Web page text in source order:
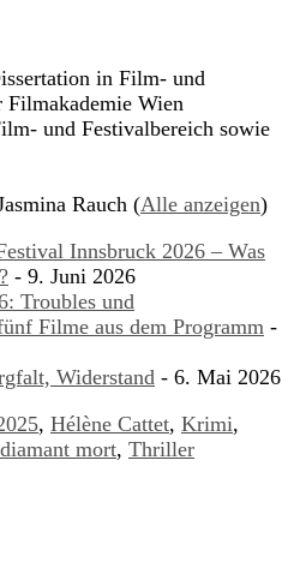
in Film- und
Filmakademie Wien
und Festivalbereich sowie
Rauch (Alle anzeigen)
Innsbruck 2026 – Was
- 9. Juni 2026
Troubles und
Filme aus dem Programm -
Widerstand - 6. Mai 2026
, Hélène Cattet, Krimi,
mort, Thriller